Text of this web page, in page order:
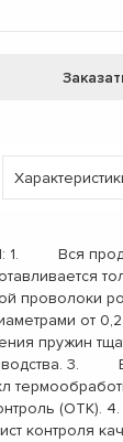
1. Вся
проволоки
пружин
3.
контроля